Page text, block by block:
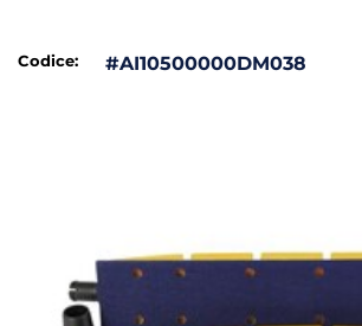
Codice: #AI10500000DM038